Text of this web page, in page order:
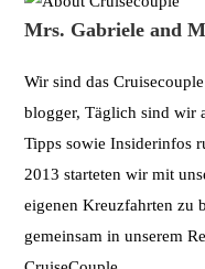
Mrs. Gabriele and
Wir sind das
blogger, Täglich sind wir
Tipps sowie Insiderinfos
2013 starteten wir mit
eigenen Kreuzfahrten zu
gemeinsam in unserem